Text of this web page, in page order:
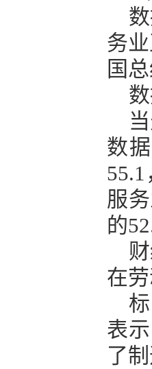
务
国
数
服
的
在
表
了